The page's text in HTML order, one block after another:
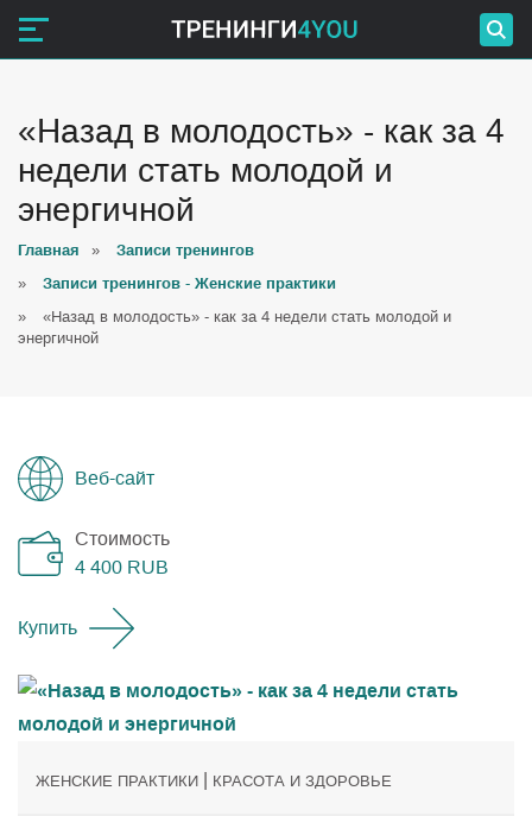
«Назад в молодость» - как за 4
недели стать молодой и
энергичной
Главная » Записи тренингов
» Записи тренингов - Женские практики
»
«Назад в молодость» - как за 4 недели стать молодой и
энергичной
Веб-сайт
Стоимость
4 400 RUB
Купить
ЖЕНСКИЕ ПРАКТИКИ | КРАСОТА И ЗДОРОВЬЕ